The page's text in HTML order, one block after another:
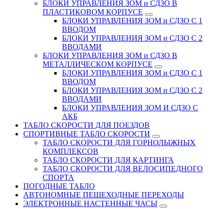
БЛОКИ УПРАВЛЕНИЯ ЗОМ и СДЗО В
ПЛАСТИКОВОМ КОРПУСЕ
БЛОКИ УПРАВЛЕНИЯ ЗОМ и СДЗО С 1
ВВОДОМ
БЛОКИ УПРАВЛЕНИЯ ЗОМ и СДЗО С 2
ВВОДАМИ
БЛОКИ УПРАВЛЕНИЯ ЗОМ и СДЗО В
МЕТАЛЛИЧЕСКОМ КОРПУСЕ
БЛОКИ УПРАВЛЕНИЯ ЗОМ и СДЗО С 1
ВВОДОМ
БЛОКИ УПРАВЛЕНИЯ ЗОМ и СДЗО С 2
ВВОДАМИ
БЛОКИ УПРАВЛЕНИЯ ЗОМ И СДЗО С
АКБ
ТАБЛО СКОРОСТИ ДЛЯ ПОЕЗДОВ
СПОРТИВНЫЕ ТАБЛО СКОРОСТИ
ТАБЛО СКОРОСТИ ДЛЯ ГОРНОЛЫЖНЫХ
КОМПЛЕКСОВ
ТАБЛО СКОРОСТИ ДЛЯ КАРТИНГА
ТАБЛО СКОРОСТИ ДЛЯ ВЕЛОСИПЕДНОГО
СПОРТА
ПОГОДНЫЕ ТАБЛО
АВТОНОМНЫЕ ПЕШЕХОДНЫЕ ПЕРЕХОДЫ
ЭЛЕКТРОННЫЕ НАСТЕННЫЕ ЧАСЫ